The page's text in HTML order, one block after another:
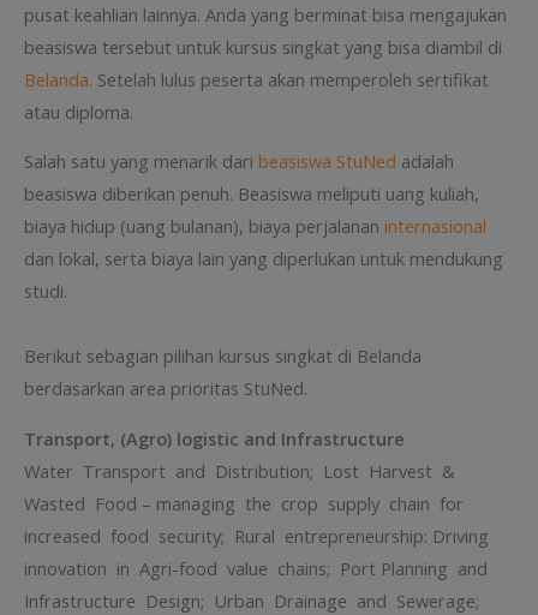
pusat keahlian lainnya. Anda yang berminat bisa mengajukan
beasiswa tersebut untuk kursus singkat yang bisa diambil di
Belanda. Setelah lulus peserta akan memperoleh sertifikat
atau diploma.
Salah satu yang menarik dari beasiswa StuNed adalah
beasiswa diberikan penuh. Beasiswa meliputi uang kuliah,
biaya hidup (uang bulanan), biaya perjalanan internasional
dan lokal, serta biaya lain yang diperlukan untuk mendukung
studi.
Berikut sebagian pilihan kursus singkat di Belanda
berdasarkan area prioritas StuNed.
Transport, (Agro) logistic and Infrastructure
Water Transport and Distribution; Lost Harvest &
Wasted Food – managing the crop supply chain for
increased food security; Rural entrepreneurship: Driving
innovation in Agri-food value chains; Port Planning and
Infrastructure Design; Urban Drainage and Sewerage;